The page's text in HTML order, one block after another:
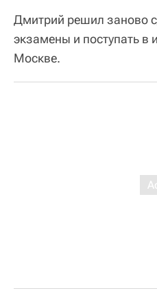
Дмитрий решил заново
экзамены и поступать в
Москве.